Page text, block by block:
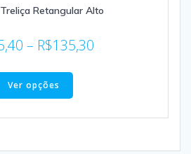
Retangular Alto
– R$135,30
Ver opções